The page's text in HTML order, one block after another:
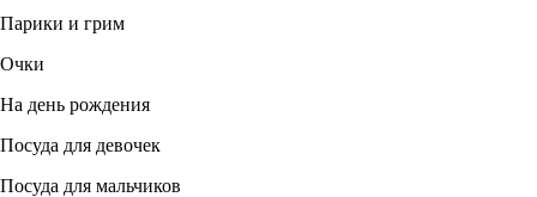
Парики и грим
Очки
На день рождения
Посуда для девочек
Посуда для мальчиков